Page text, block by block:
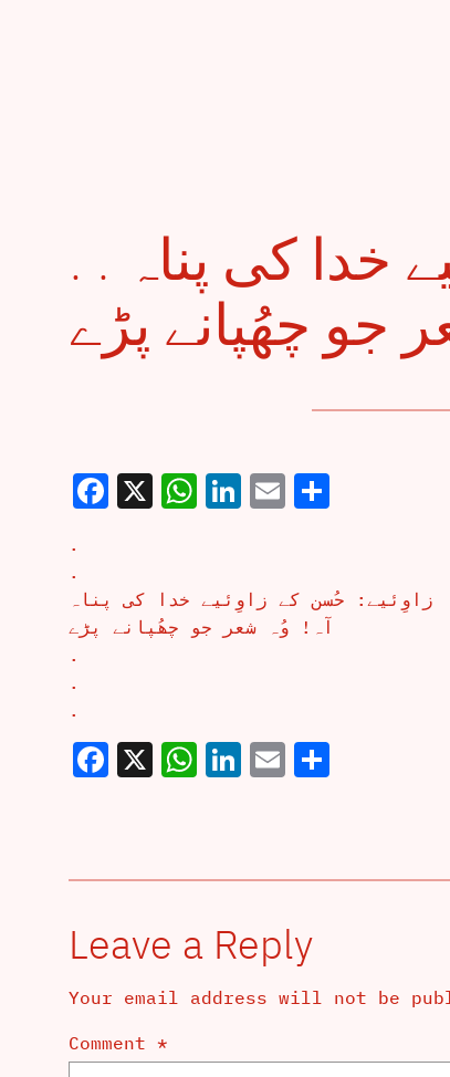
. . زاوِئیے: حُسن کے زاوِئیے خدا کی پناہ
Facebook
X WhatsApp
LinkedIn
EmailShare
.
.
زاوِئیے: حُسن کے زاوِئیے خدا کی پناہ
آہ! وُہ شعر جو چھُپانے پڑے
.
.
.
Facebook
X WhatsApp
LinkedIn
EmailShare
Leave a Reply
Your email address will not be
Comment *